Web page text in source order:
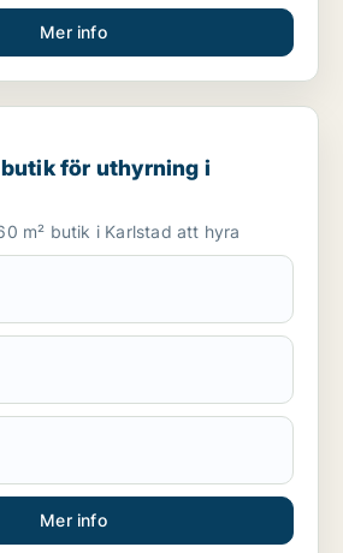
Mer info
för uthyrning i Karlstad
för uthyrning i
m² butik i Karlstad att hyra
Mer info